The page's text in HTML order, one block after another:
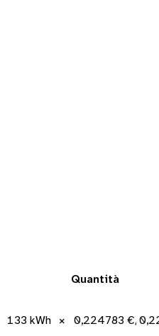
Quantità
133 kWh × 0,224783 €/